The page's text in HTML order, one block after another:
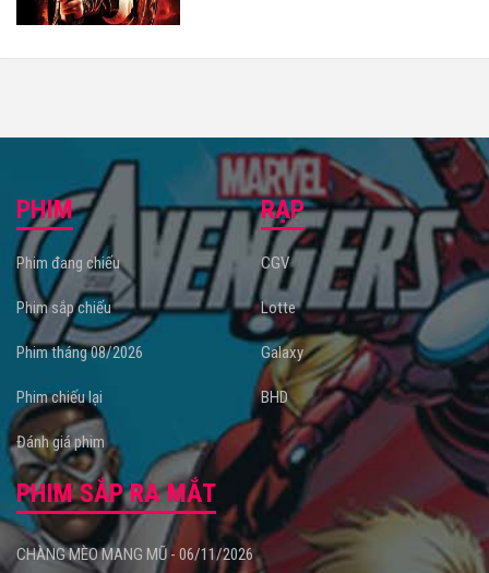
PHIM
Phim đang chiếu
Phim sắp chiếu
Phim tháng 08/2026
Phim chiếu lại
Đánh giá phim
RẠP
CGV
Lotte
Galaxy
BHD
PHIM SẮP RA MẮT
CHÀNG MÈO MANG MŨ - 06/11/2026